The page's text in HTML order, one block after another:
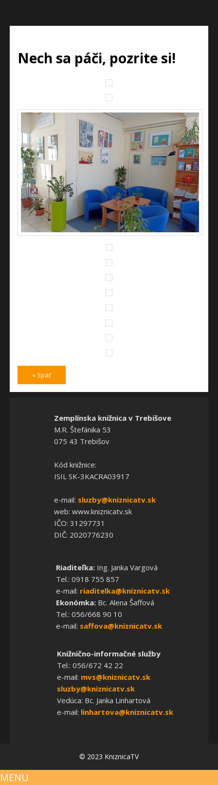
Nech sa páči, pozrite si!
« Späť
Zemplínska knižnica v Trebišove
M.R. Štefánika 53
075 43 Trebišov
Kód knižnice:
ISIL SK-3KACRA03917
e-mail: sluzby@kniznicatv.sk
web: www.kniznicatv.sk
IČO: 31297731
DIČ: 2020776230
Riaditeľka:Ing. Janka Vargová
Tel.: 0918 755 857
e-mail: riaditelka@kniznicatv.sk
Ekonómka:Bc. Alena Šaffová
Tel.: 056/668 90 10
e-mail: saffova@kniznicatv.sk
Knižnično-informačné služby
Tel.: 056/672 42 22
e-mail: mvs@kniznicatv.sk
sluzby@kniznicatv.sk
Vedúca: Bc. Janka Linhartová
e-mail: linhartova@kniznicatv.sk
© 2023 KniznicaTV
MENU